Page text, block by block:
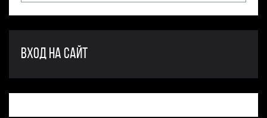
ВХОД НА САЙТ